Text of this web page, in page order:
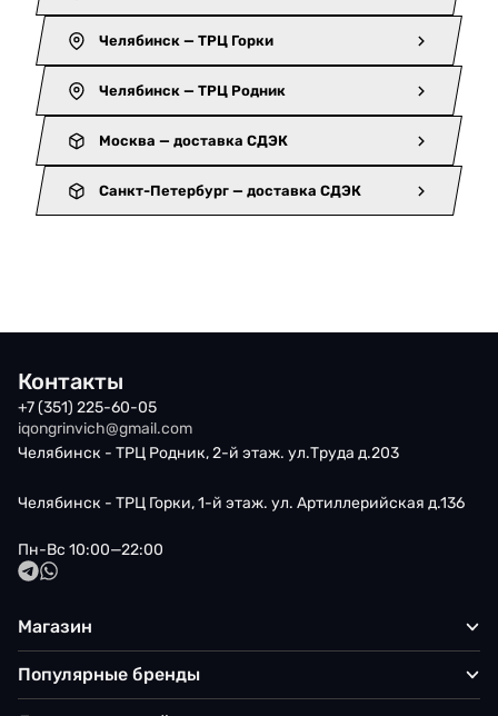
Челябинск — ТРЦ Горки
Челябинск — ТРЦ Родник
Москва — доставка СДЭК
Санкт-Петербург — доставка СДЭК
Контакты
+7 (351) 225-60-05
iqongrinvich@gmail.com
Челябинск - ТРЦ Родник, 2-й этаж. ул.Труда д.203
Челябинск - ТРЦ Горки, 1-й этаж. ул. Артиллерийская д.136
Пн-Вс 10:00—22:00
Магазин
Популярные бренды